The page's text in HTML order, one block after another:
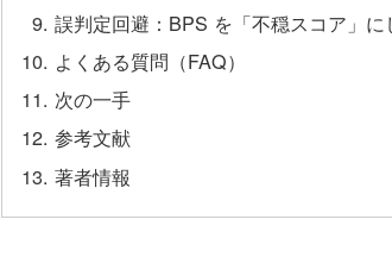
誤判定回避：BPS を「不穏スコア」に
よくある質問（FAQ）
次の一手
参考文献
著者情報